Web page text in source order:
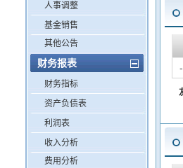
人事调整
基金销售
其他公告
财务报表
财务指标
资产负债表
利润表
收入分析
费用分析